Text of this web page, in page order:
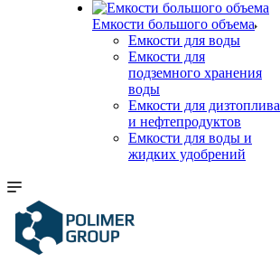
Емкости большого объема
Емкости для воды
Емкости для
подземного хранения
воды
Емкости для дизтоплива
и нефтепродуктов
Емкости для воды и
жидких удобрений